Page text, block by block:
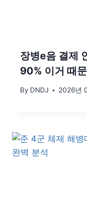
장병e음 결제
90% 이거 때
By DNDJ 2026년